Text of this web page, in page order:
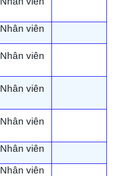
Nhân viên
Nhân viên
Nhân viên
Nhân viên
Nhân viên
Nhân viên